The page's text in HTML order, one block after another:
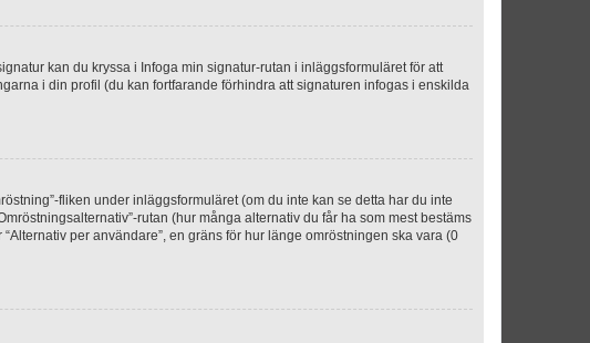
kan du kryssa i Infoga min signatur-rutan i inläggsformuläret för att
i din profil (du kan fortfarande förhindra att signaturen infogas i enskilda
fliken under inläggsformuläret (om du inte kan se detta har du inte
rutan (hur många alternativ du får ha som mest bestäms
per användare”, en gräns för hur länge omröstningen ska vara (0